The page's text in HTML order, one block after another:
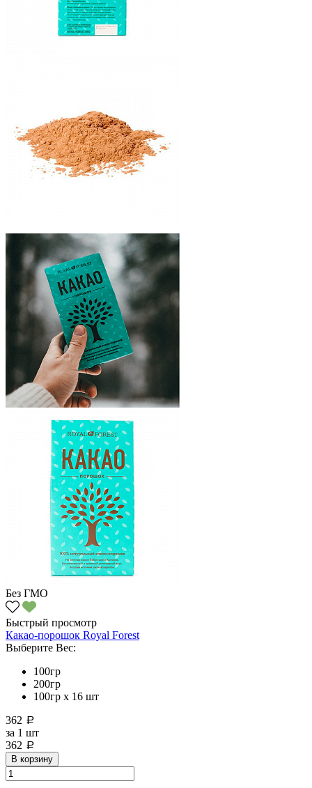
Без ГМО
Быстрый просмотр
Какао-порошок Royal Forest
Выберите Вес:
100гр
200гр
100гр х 16 шт
362
a
за 1 шт
362
a
В корзину